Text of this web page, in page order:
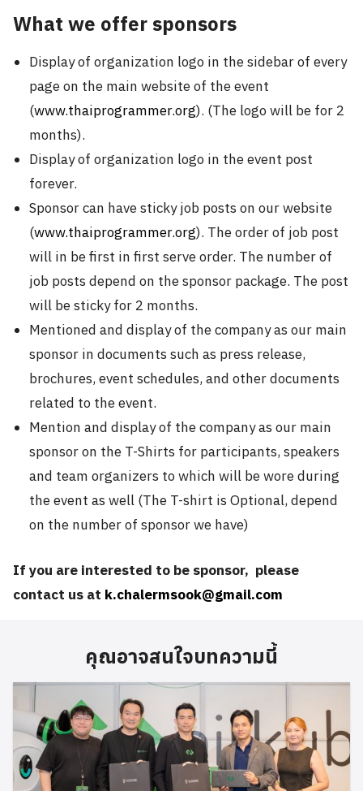
What we offer sponsors
Display of organization logo in the sidebar of every
page on the main website of the event
(www.thaiprogrammer.org). (The logo will be for 2
months).
Display of organization logo in the event post
forever.
Sponsor can have sticky job posts on our website
(www.thaiprogrammer.org). The order of job post
will in be first in first serve order. The number of
job posts depend on the sponsor package. The post
will be sticky for 2 months.
Mentioned and display of the company as our main
sponsor in documents such as press release,
brochures, event schedules, and other documents
related to the event.
Mention and display of the company as our main
sponsor on the T-Shirts for participants, speakers
and team organizers to which will be wore during
the event as well (The T-shirt is Optional, depend
on the number of sponsor we have)
If you are interested to be sponsor, please
contact us at k.chalermsook@gmail.com
คุณอาจสนใจบทความนี้